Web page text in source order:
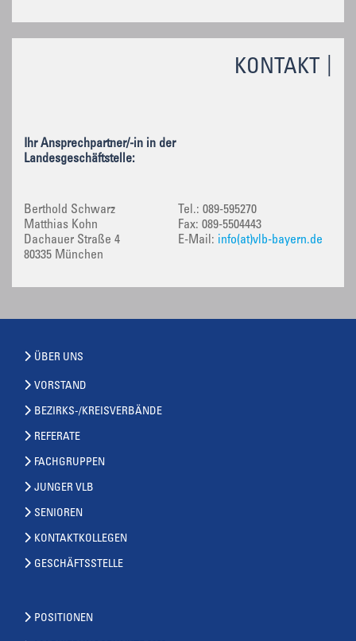
KONTAKT
Ihr Ansprechpartner/-in in der
Landesgeschäftstelle:
Berthold Schwarz
Matthias Kohn
Dachauer Straße 4
80335 München
Tel.: 089-595270
Fax: 089-5504443
E-Mail: info(at)vlb-bayern.de
ÜBER UNS
VORSTAND
BEZIRKS-/KREISVERBÄNDE
REFERATE
FACHGRUPPEN
JUNGER VLB
SENIOREN
KONTAKTKOLLEGEN
GESCHÄFTSSTELLE
POSITIONEN